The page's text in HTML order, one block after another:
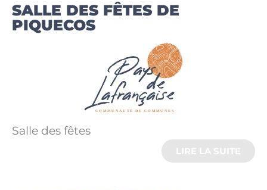
SALLE DES FÊTES DE
PIQUECOS
Salle des fêtes
LIRE LA SUITE